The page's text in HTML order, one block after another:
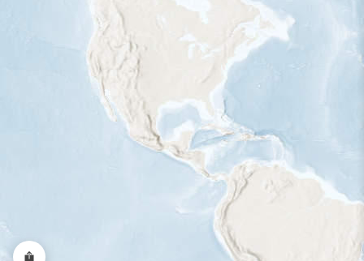
precisión)
Viaje de un pájaro rastreado
Abundancia de esta especie
Muy bajo Bajo
Gama de especies por estación
Gama de verano
Rango de invierno
Rango a lo largo del año